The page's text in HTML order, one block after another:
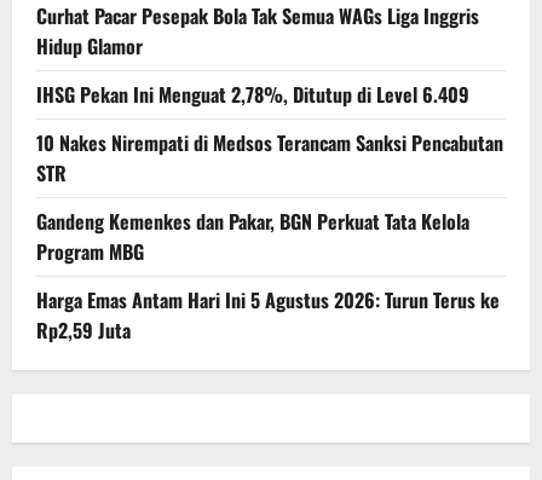
Curhat Pacar Pesepak Bola Tak Semua WAGs Liga Inggris
Hidup Glamor
IHSG Pekan Ini Menguat 2,78%, Ditutup di Level 6.409
10 Nakes Nirempati di Medsos Terancam Sanksi Pencabutan
STR
Gandeng Kemenkes dan Pakar, BGN Perkuat Tata Kelola
Program MBG
Harga Emas Antam Hari Ini 5 Agustus 2026: Turun Terus ke
Rp2,59 Juta